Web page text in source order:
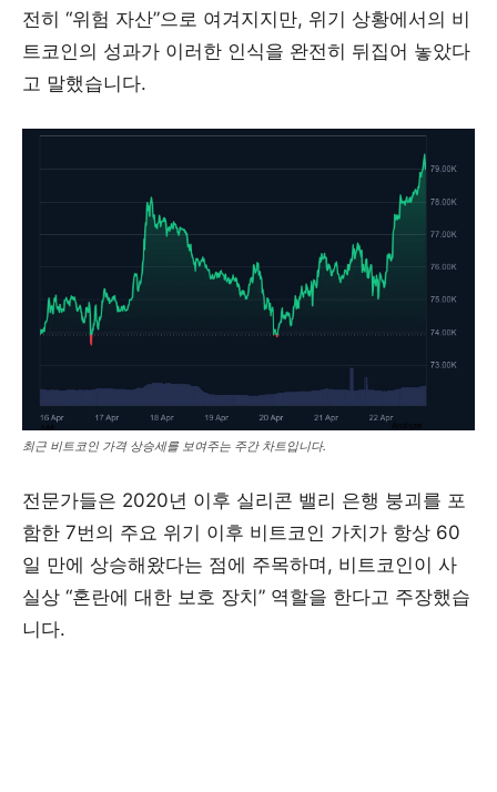
전히 “위험 자산”으로 여겨지지만, 위기 상황에서의 비
트코인의 성과가 이러한 인식을 완전히 뒤집어 놓았다
고 말했습니다.
최근 비트코인 가격 상승세를 보여주는 주간 차트입니다.
전문가들은 2020년 이후 실리콘 밸리 은행 붕괴를 포
함한 7번의 주요 위기 이후 비트코인 가치가 항상 60
일 만에 상승해왔다는 점에 주목하며, 비트코인이 사
실상 “혼란에 대한 보호 장치” 역할을 한다고 주장했습
니다.